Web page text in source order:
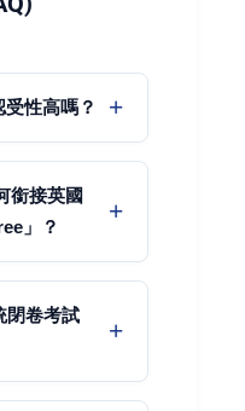
性高嗎？
銜接英國
」？
閉卷考試